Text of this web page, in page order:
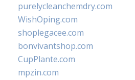
purelycleanchemdry.com
WishOping.com
shoplegacee.com
bonvivantshop.com
CupPlante.com
mpzin.com